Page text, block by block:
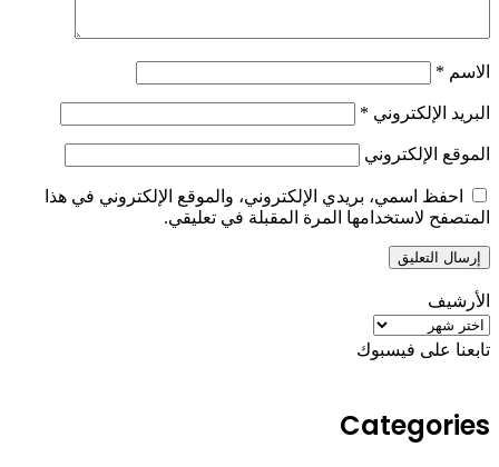
الاسم *
البريد الإلكتروني *
الموقع الإلكتروني
احفظ اسمي، بريدي الإلكتروني، والموقع الإلكتروني في هذا
المتصفح لاستخدامها المرة المقبلة في تعليقي.
الأرشيف
الأرشيف
تابعنا على فيسبوك
Categories